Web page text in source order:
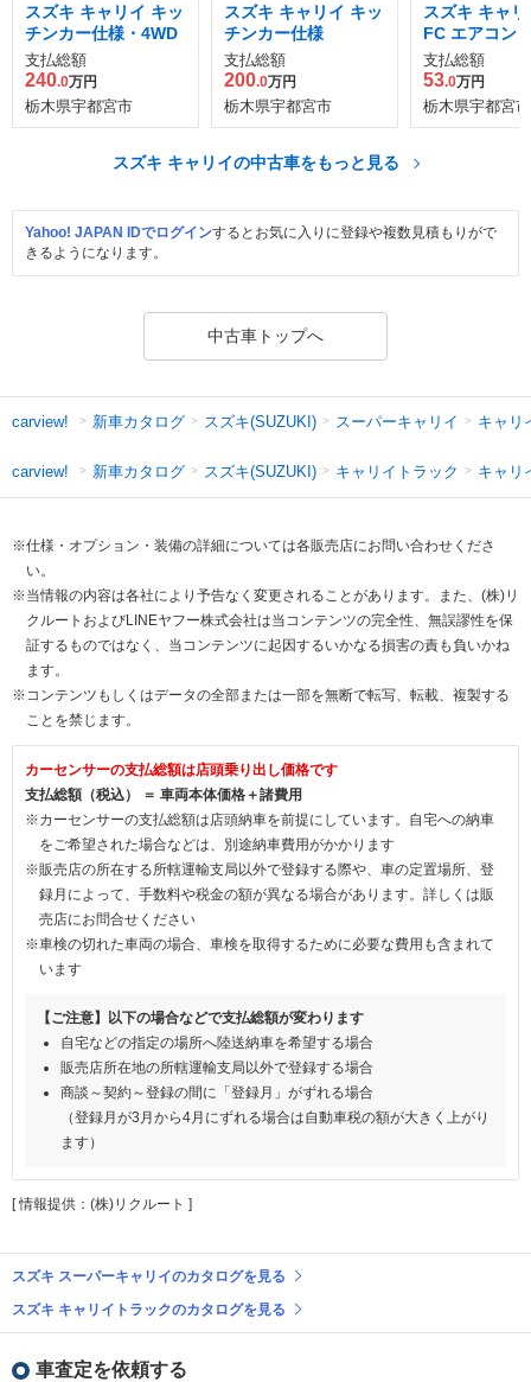
スズキ キャリイ キッ
チンカー仕様・4WD
支払総額
240.0万円
栃木県宇都宮市
スズキ キャリイ キッ
チンカー仕様
支払総額
200.0万円
栃木県宇都宮市
スズキ キャ
FC エアコン
テ 3方開 4WD
支払総額
53.0万円
栃木県宇都宮市
スズキ キャリイの中古車をもっと見る
Yahoo! JAPAN IDでログインするとお気に入りに登録や複数見積もりがで
きるようになります。
中古車トップへ
carview! 新車カタログ スズキ(SUZUKI) スーパーキャリイ キャリ
carview! 新車カタログ スズキ(SUZUKI) キャリイトラック キャリ
※仕様・オプション・装備の詳細については各販売店にお問い合わせくださ
い。
※当情報の内容は各社により予告なく変更されることがあります。また、(株)リ
クルートおよびLINEヤフー株式会社は当コンテンツの完全性、無誤謬性を保
証するものではなく、当コンテンツに起因するいかなる損害の責も負いかね
ます。
※コンテンツもしくはデータの全部または一部を無断で転写、転載、複製する
ことを禁じます。
カーセンサーの支払総額は店頭乗り出し価格です
支払総額（税込） ＝ 車両本体価格＋諸費用
※カーセンサーの支払総額は店頭納車を前提にしています。自宅への納車
をご希望された場合などは、別途納車費用がかかります
※販売店の所在する所轄運輸支局以外で登録する際や、車の定置場所、登
録月によって、手数料や税金の額が異なる場合があります。詳しくは販
売店にお問合せください
※車検の切れた車両の場合、車検を取得するために必要な費用も含まれて
います
【ご注意】以下の場合などで支払総額が変わります
自宅などの指定の場所へ陸送納車を希望する場合
販売店所在地の所轄運輸支局以外で登録する場合
商談～契約～登録の間に「登録月」がずれる場合
（登録月が3月から4月にずれる場合は自動車税の額が大きく上がり
ます）
[ 情報提供：(株)リクルート ]
スズキ スーパーキャリイのカタログを見る
スズキ キャリイトラックのカタログを見る
車査定を依頼する